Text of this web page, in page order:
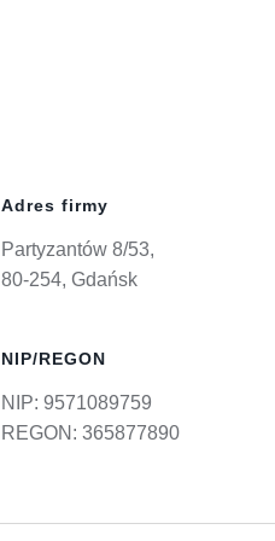
Adres firmy
Partyzantów 8/53,
80-254, Gdańsk
NIP/REGON
NIP: 9571089759
REGON: 365877890